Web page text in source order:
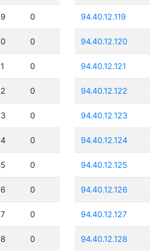
0
0
0
0
0
0
0
0
0
0
94.40.12.119
94.40.12.120
94.40.12.121
94.40.12.122
94.40.12.123
94.40.12.124
94.40.12.125
94.40.12.126
94.40.12.127
94.40.12.128